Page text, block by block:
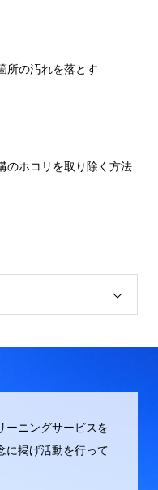
所の汚れを落とす
のホコリを取り除く方法
ーニングサービスを
に掲げ活動を行って